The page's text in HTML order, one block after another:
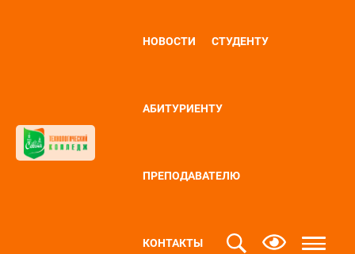
НОВОСТИ СТУДЕНТУ
АБИТУРИЕНТУ
ПРЕПОДАВАТЕЛЮ
КОНТАКТЫ